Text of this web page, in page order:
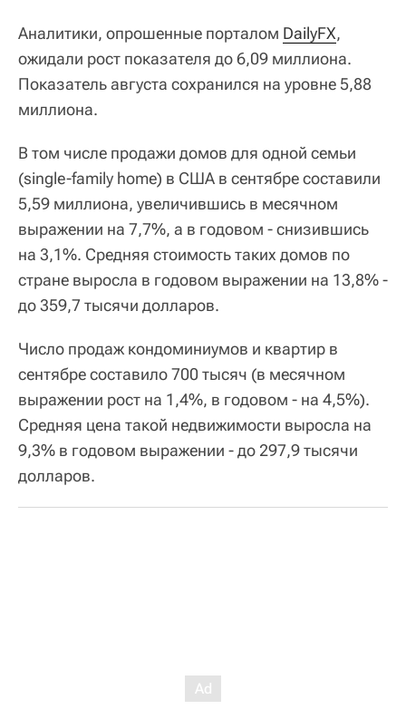
Аналитики, опрошенные порталом DailyFX,
ожидали рост показателя до 6,09 миллиона.
Показатель августа сохранился на уровне 5,88
миллиона.
В том числе продажи домов для одной семьи
(single-family home) в США в сентябре составили
5,59 миллиона, увеличившись в месячном
выражении на 7,7%, а в годовом - снизившись
на 3,1%. Средняя стоимость таких домов по
стране выросла в годовом выражении на 13,8% -
до 359,7 тысячи долларов.
Число продаж кондоминиумов и квартир в
сентябре составило 700 тысяч (в месячном
выражении рост на 1,4%, в годовом - на 4,5%).
Средняя цена такой недвижимости выросла на
9,3% в годовом выражении - до 297,9 тысячи
долларов.